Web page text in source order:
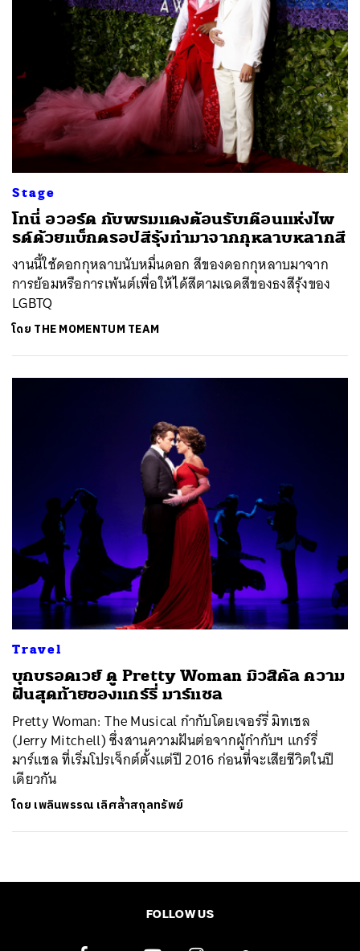
Stage
โทนี่ อวอร์ด กับพรมแดงต้อนรับเดือนแห่งไพ
รด์ด้วยแบ็กดรอปสีรุ้งทำมาจากกุหลาบหลากสี
งานนี้ใช้ดอกกุหลาบนับหมื่นดอก สีของดอกกุหลาบมาจาก
การย้อมหรือการเพ้นต์เพื่อให้ได้สีตามเฉดสีของธงสีรุ้งของ
LGBTQ
โดย THE MOMENTUM TEAM
Travel
บุกบรอดเวย์ ดู Pretty Woman มิวสิคัล ความ
ฝันสุดท้ายของแกร์รี่ มาร์แชล
Pretty Woman: The Musical กำกับโดยเจอร์รี่ มิทเชล
(Jerry Mitchell) ซึ่งสานความฝันต่อจากผู้กำกับฯ แกร์รี่
มาร์แชล ที่เริ่มโปรเจ็กต์ตั้งแต่ปี 2016 ก่อนที่จะเสียชีวิตในปี
เดียวกัน
โดย เพลินพรรณ เลิศล้ำสกุลทรัพย์
FOLLOW US